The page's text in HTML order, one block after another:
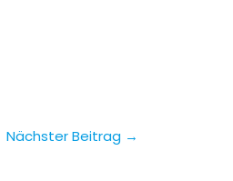
Nächster Beitrag →